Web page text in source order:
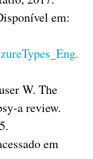
em:
W. The
a review.
em